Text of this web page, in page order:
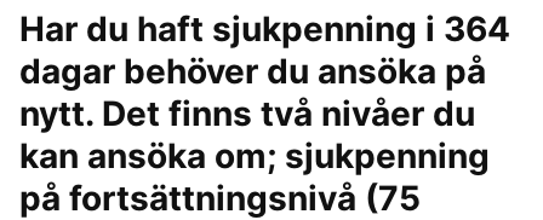
Har du haft sjukpenning i 364
dagar behöver du ansöka på
nytt. Det finns två nivåer du
kan ansöka om; sjukpenning
på fortsättningsnivå (75